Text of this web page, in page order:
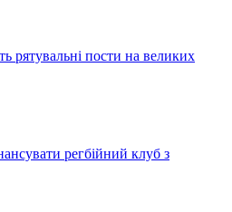
рятувальні пости на великих
регбійний клуб з